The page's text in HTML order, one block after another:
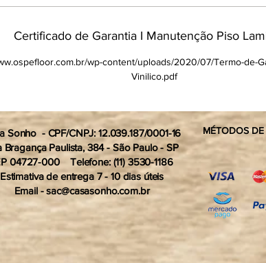
Certificado de Garantia I Manutenção Piso
wp-content/uploads/2020/07/Termo-de-
Vinilico.pdf
Sonho - CPF/CNPJ: 12.039.187/0001-16
Bragança Paulista, 384 - São Paulo - SP
04727-000 Telefone: (11) 3530-1186
Estimativa de entrega 7 - 10 dias úteis
Email -sac@casasonho.com.br
MÉTODOS